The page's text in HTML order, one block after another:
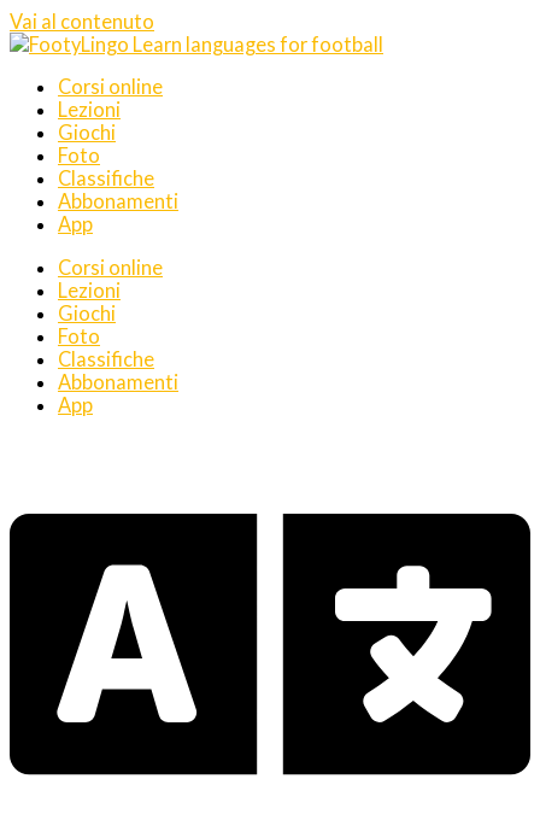
Vai al contenuto
Corsi online
Lezioni
Giochi
Foto
Classifiche
Abbonamenti
App
Corsi online
Lezioni
Giochi
Foto
Classifiche
Abbonamenti
App